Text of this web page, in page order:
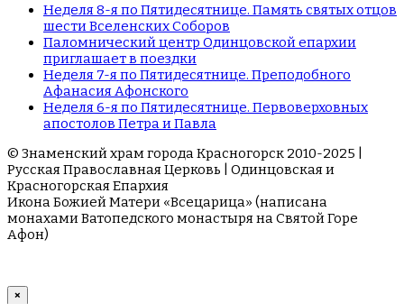
Неделя 8-я по Пятидесятнице. Память святых отцов
шести Вселенских Соборов
Паломнический центр Одинцовской епархии
приглашает в поездки
Неделя 7-я по Пятидесятнице. Преподобного
Афанасия Афонского
Неделя 6-я по Пятидесятнице. Первоверховных
апостолов Петра и Павла
© Знаменский храм города Красногорск 2010-2025 |
Русская Православная Церковь | Одинцовская и
Красногорская Епархия
Икона Божией Матери «Всецарица» (написана
монахами Ватопедского монастыря на Cвятой Горе
Афон)
×